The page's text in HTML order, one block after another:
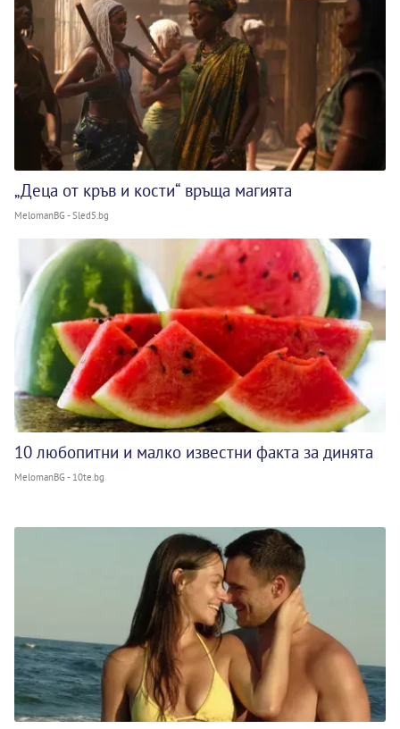
„Деца от кръв и кости“ връща магията
MelomanBG - Sled5.bg
10 любопитни и малко известни факта за динята
MelomanBG - 10te.bg